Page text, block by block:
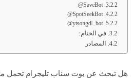
SaveBot@
SpotSeekBot@
ytsongdl_bot@
في الختام:
المصادر
هل تبحث عن بوت سناب تليجرام تحمل